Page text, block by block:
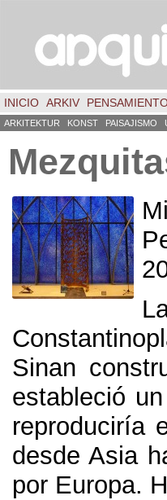
INICIO ARKIV
ARKITEKTUR KONST PAISAJISMO
Sinan
estableció
reproduciría
desde Asia
por Europa.